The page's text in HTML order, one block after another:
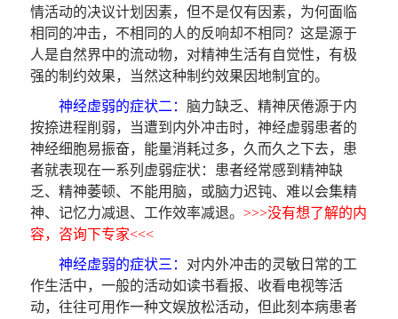
情活动的决议计划因素，但不是仅有因素，为何面临
相同的冲击，不相同的人的反响却不相同？这是源于
人是自然界中的流动物，对精神生活有自觉性，有极
强的制约效果，当然这种制约效果因地制宜的。
神经虚弱的症状二： 脑力缺乏、精神厌倦源于内
按捺进程削弱，当遭到内外冲击时，神经虚弱患者的
神经细胞易振奋，能量消耗过多，久而久之下去，患
者就表现在一系列虚弱症状：患者经常感到精神缺
乏、精神萎顿、不能用脑，或脑力迟钝、难以会集精
神、记忆力减退、工作效率减退。>>>没有想了解的内
容，咨询下专家<<<
神经虚弱的症状三： 对内外冲击的灵敏日常的工
作生活中，一般的活动如读书看报、收看电视等活
动，往往可用作一种文娱放松活动，但此刻本病患者